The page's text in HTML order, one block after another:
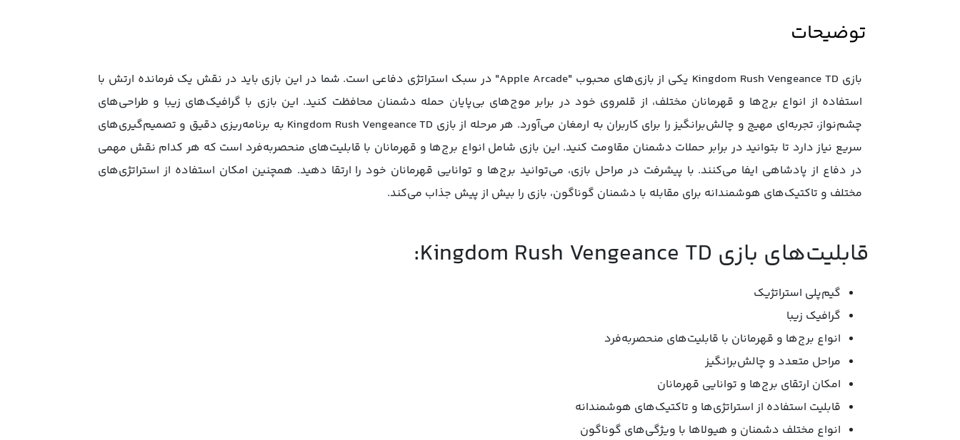
توضیحات
بازی Kingdom Rush Vengeance TD یکی از بازی‌های محبوب "Apple Arcade" در سبک استراتژی دفاعی است. شما در این بازی باید در نقش یک فرمانده ارتش با
استفاده از انواع برج‌ها و قهرمانان مختلف، از قلمروی خود در برابر موج‌های بی‌پایان حمله دشمنان محافظت کنید. این بازی با گرافیک‌های زیبا و طراحی‌های
چشم‌نواز، تجربه‌ای مهیج و چالش‌برانگیز را برای کاربران به ارمغان می‌آورد. هر مرحله از بازی Kingdom Rush Vengeance TD به برنامه‌ریزی دقیق و تصمیم‌گیری‌های
سریع نیاز دارد تا بتوانید در برابر حملات دشمنان مقاومت کنید. این بازی شامل انواع برج‌ها و قهرمانان با قابلیت‌های منحصربه‌فرد است که هر کدام نقش مهمی
در دفاع از پادشاهی ایفا می‌کنند. با پیشرفت در مراحل بازی، می‌توانید برج‌ها و توانایی قهرمانان خود را ارتقا دهید. همچنین امکان استفاده از استراتژی‌های
مختلف و تاکتیک‌های هوشمندانه برای مقابله با دشمنان گوناگون، بازی را بیش از پیش جذاب می‌کند.
قابلیت‌های بازی Kingdom Rush Vengeance TD:
گیم‌پلی استراتژيک
گرافیک‌ زیبا
انواع برج‌ها و قهرمانان با قابلیت‌های منحصربه‌فرد
مراحل متعدد و چالش‌برانگیز
امکان ارتقای برج‌ها و توانایی قهرمانان
قابلیت استفاده از استراتژی‌ها و تاکتیک‌های هوشمندانه
انواع مختلف دشمنان و هیولاها با ویژگی‌های گوناگون